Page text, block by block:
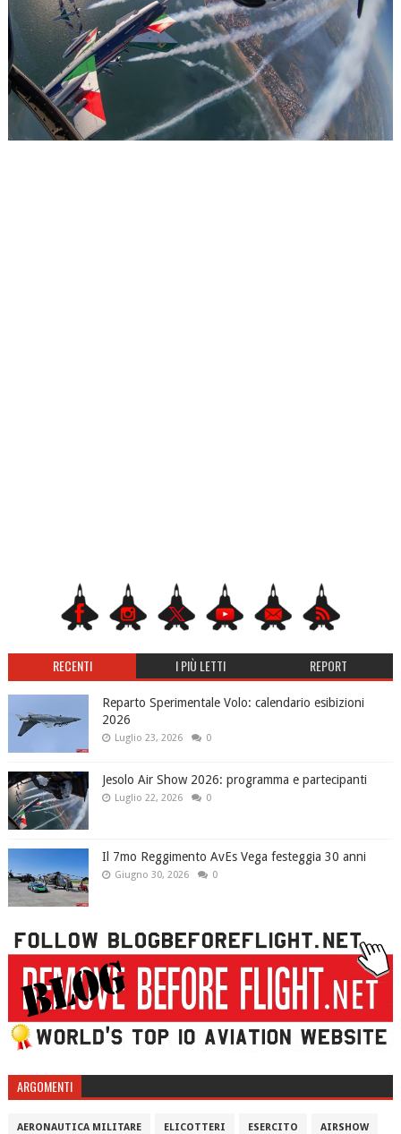
RECENTI I PIÙ LETTI REPORT
Reparto Sperimentale Volo: calendario esibizioni
2026
Luglio 23, 2026 0
Jesolo Air Show 2026: programma e partecipanti
Luglio 22, 2026 0
Il 7mo Reggimento AvEs Vega festeggia 30 anni
Giugno 30, 2026 0
ARGOMENTI
AERONAUTICA MILITARE ELICOTTERI ESERCITO AIRSHOW